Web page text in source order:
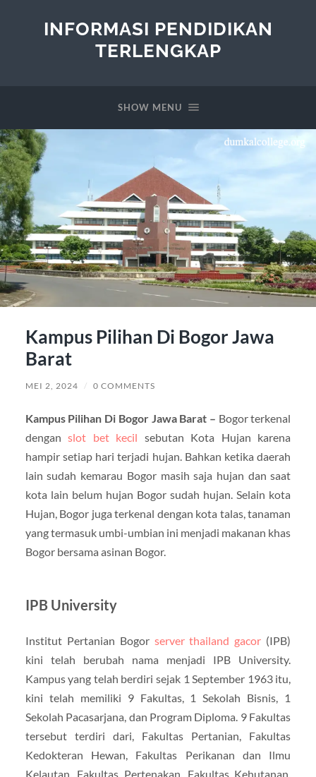
INFORMASI PENDIDIKAN
TERLENGKAP
SHOW MENU
Kampus Pilihan Di Bogor Jawa
Barat
MEI 2, 2024 / 0 COMMENTS
Kampus Pilihan Di Bogor Jawa Barat – Bogor terkenal
denganslot bet kecil sebutan Kota Hujan karena
hampir setiap hari terjadi hujan. Bahkan ketika daerah
lain sudah kemarau Bogor masih saja hujan dan saat
kota lain belum hujan Bogor sudah hujan. Selain kota
Hujan, Bogor juga terkenal dengan kota talas, tanaman
yang termasuk umbi-umbian ini menjadi makanan khas
Bogor bersama asinan Bogor.
IPB University
Institut Pertanian Bogor server thailand gacor (IPB)
kini telah berubah nama menjadi IPB University.
Kampus yang telah berdiri sejak 1 September 1963 itu,
kini telah memiliki 9 Fakultas, 1 Sekolah Bisnis, 1
Sekolah Pacasarjana, dan Program Diploma. 9 Fakultas
tersebut terdiri dari, Fakultas Pertanian, Fakultas
Kedokteran Hewan, Fakultas Perikanan dan Ilmu
Kelautan, Fakultas Pertenakan, Fakultas Kehutanan,